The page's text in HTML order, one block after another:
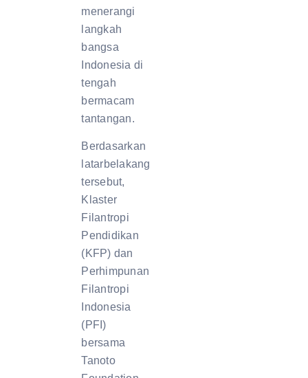
menerangi
langkah
bangsa
Indonesia di
tengah
bermacam
tantangan.
Berdasarkan
latarbelakang
tersebut,
Klaster
Filantropi
Pendidikan
(KFP) dan
Perhimpunan
Filantropi
Indonesia
(PFI)
bersama
Tanoto